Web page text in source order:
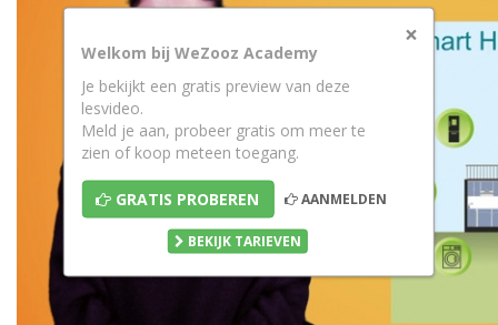
×
Welkom bij WeZooz Academy
Je bekijkt een gratis preview van deze
lesvideo.
Meld je aan, probeer gratis om meer te
zien of koop meteen toegang.
GRATIS PROBEREN AANMELDEN
BEKIJK TARIEVEN